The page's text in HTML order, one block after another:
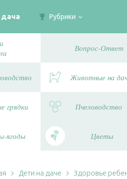
Рубрики
Вопрос-Ответ
Животные на
грядки Пчеловодство
ягоды Цветы
Дети на даче Здоровье